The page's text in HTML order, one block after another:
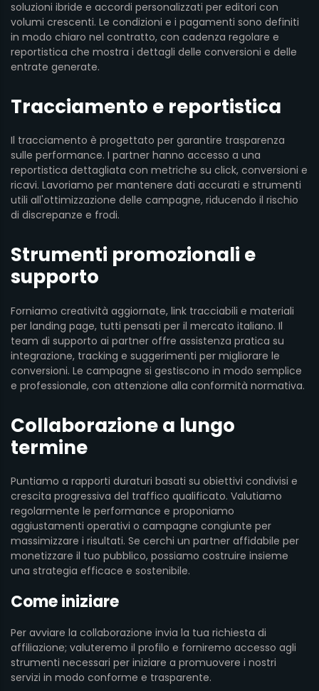
soluzioni ibride e accordi personalizzati per editori con
volumi crescenti. Le condizioni e i pagamenti sono definiti
in modo chiaro nel contratto, con cadenza regolare e
reportistica che mostra i dettagli delle conversioni e delle
entrate generate.
Tracciamento e reportistica
Il tracciamento è progettato per garantire trasparenza
sulle performance. I partner hanno accesso a una
reportistica dettagliata con metriche su click, conversioni e
ricavi. Lavoriamo per mantenere dati accurati e strumenti
utili all'ottimizzazione delle campagne, riducendo il rischio
di discrepanze e frodi.
Strumenti promozionali e
supporto
Forniamo creatività aggiornate, link tracciabili e materiali
per landing page, tutti pensati per il mercato italiano. Il
team di supporto ai partner offre assistenza pratica su
integrazione, tracking e suggerimenti per migliorare le
conversioni. Le campagne si gestiscono in modo semplice
e professionale, con attenzione alla conformità normativa.
Collaborazione a lungo
termine
Puntiamo a rapporti duraturi basati su obiettivi condivisi e
crescita progressiva del traffico qualificato. Valutiamo
regolarmente le performance e proponiamo
aggiustamenti operativi o campagne congiunte per
massimizzare i risultati. Se cerchi un partner affidabile per
monetizzare il tuo pubblico, possiamo costruire insieme
una strategia efficace e sostenibile.
Come iniziare
Per avviare la collaborazione invia la tua richiesta di
affiliazione; valuteremo il profilo e forniremo accesso agli
strumenti necessari per iniziare a promuovere i nostri
servizi in modo conforme e trasparente.